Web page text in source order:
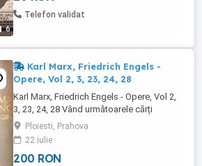
6
Fleming - James Bond, Pe cine nu lasi sa
Telefon validat
Karl Marx, Friedrich Engels -
Opere, Vol 2, 3, 23, 24, 28
Karl Marx, Friedrich Engels - Opere, Vol 2,
3, 23, 24, 28 Vând următoarele cărți
politice din biblioteca personală: Karl
Marx, Friedrich Engels - Opere, Volumele 2,
3, 23, 24, 28 Prețul este pe tot pachetul. La
bucată se vinde cu 60 lei volumul. Stare
Ploiesti, Prahova
22 iulie
200 RON